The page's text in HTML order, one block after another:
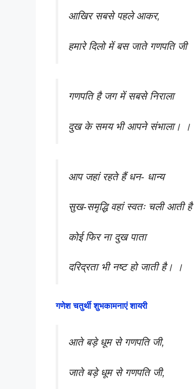
आखिर सबसे पहले आकर,
हमारे दिलो में बस जाते गणपति जी
गणपति है जग में सबसे निराला
दुख के समय भी आपने संभाला। ।
आप जहां रहते हैं धन- धान्य
सुख-समृद्धि वहां स्वतः चली आती है
कोई फिर ना दुख पाता
दरिद्रता भी नष्ट हो जाती है। ।
गणेश चतुर्थी शुभकामनाएं शायरी
आते बड़े धूम से गणपति जी,
जाते बड़े धूम से गणपति जी,